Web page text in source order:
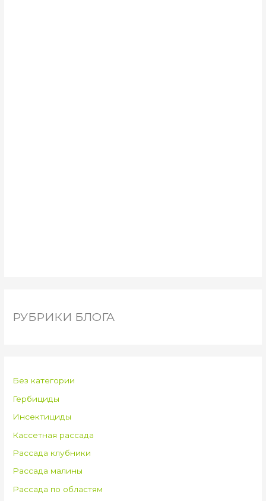
РУБРИКИ БЛОГА
Без категории
Гербициды
Инсектициды
Кассетная рассада
Рассада клубники
Рассада малины
Рассада по областям